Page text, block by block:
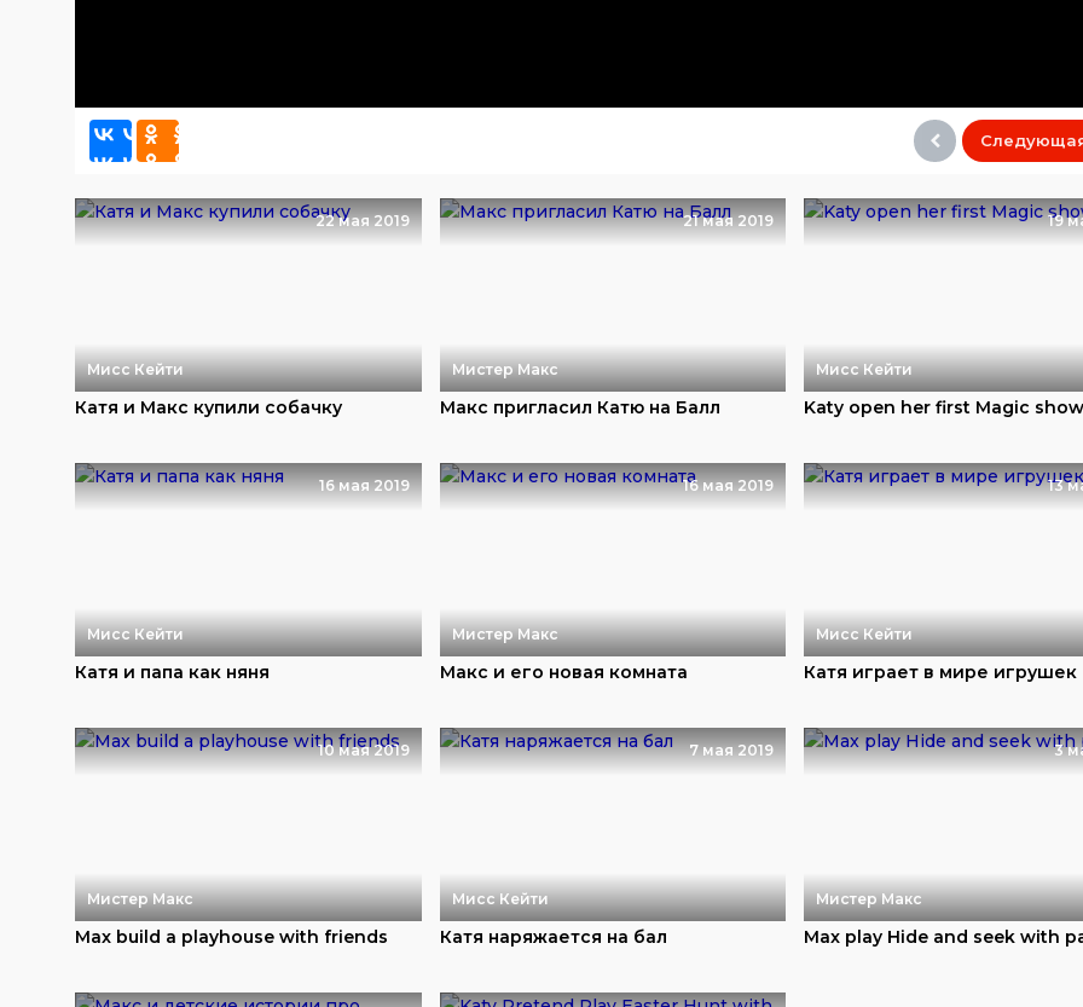
22 мая 2019
Мисс Кейти
Катя и Макс купили собачку
21 мая 2019
Мистер Макс
Макс пригласил Катю на Балл
19
Мисс Кейти
Katy open her first Magic
16 мая 2019
Мисс Кейти
Катя и папа как няня
16 мая 2019
Мистер Макс
Макс и его новая комната
13
Мисс Кейти
Катя играет в мире игрушек
10 мая 2019
Мистер Макс
Max build a playhouse with friends
7 мая 2019
Мисс Кейти
Катя наряжается на бал
3
Мистер Макс
Max play Hide and seek with